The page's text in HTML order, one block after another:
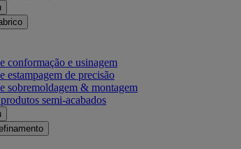
conformação e usinagem
estampagem de precisão
sobremoldagem & montagem
semi-acabados